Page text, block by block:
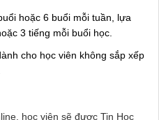
hoặc 6 buổi mỗi tuần, lựa
3 tiếng mỗi buổi học.
cho học viên không sắp xếp
học viên sẽ được Tin Học